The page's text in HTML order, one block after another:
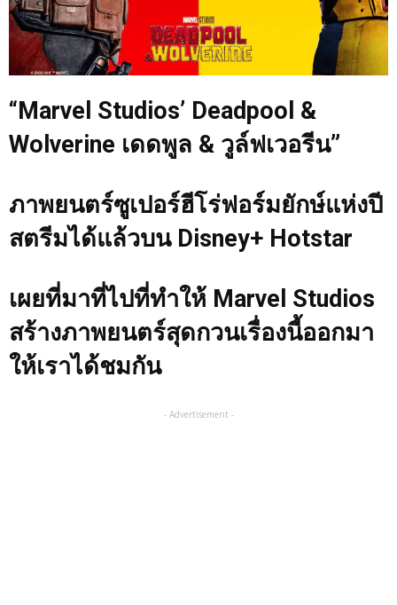
“Marvel Studios’ Deadpool &
Wolverine เดดพูล & วูล์ฟเวอรีน”
ภาพยนตร์ซูเปอร์ฮีโร่ฟอร์มยักษ์แห่งปี
สตรีมได้แล้วบน Disney+ Hotstar
เผยที่มาที่ไปที่ทำให้ Marvel Studios
สร้างภาพยนตร์สุดกวนเรื่องนี้ออกมา
ให้เราได้ชมกัน
- Advertisement -